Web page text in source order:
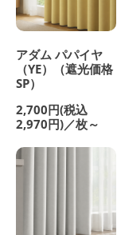
アダム パパイヤ
（YE）（遮光価格
SP）
2,700円(税込
2,970円)／枚～